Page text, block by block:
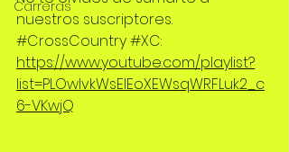
Carreras
nuestros suscriptores.
#CrossCountry#XC:
https://www.youtube.com/playlist?
list=PLOwIvkWsEIEoXEWsqWRFLuk2_c
6-VKwjQ